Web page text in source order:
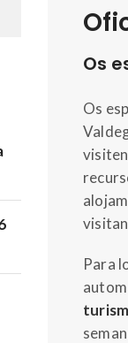
Os
Os
Para